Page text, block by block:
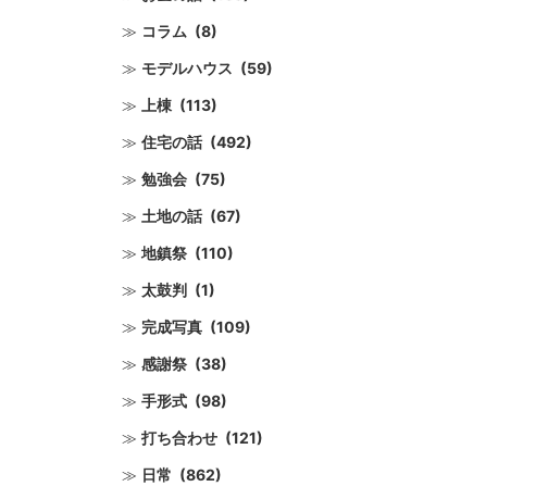
コラム (8)
モデルハウス (59)
上棟 (113)
住宅の話 (492)
勉強会 (75)
土地の話 (67)
地鎮祭 (110)
太鼓判 (1)
完成写真 (109)
感謝祭 (38)
手形式 (98)
打ち合わせ (121)
日常 (862)